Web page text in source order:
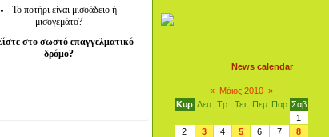
Το ποτήρι είναι μισοάδειο ή
μισογεμάτο?
στο σωστό επαγγελματικό
δρόμο?
News calendar
« Μάιος 2010 »
Κυρ Δευ Τρ Τετ Πεμ Παρ Σαβ
1
2
3 4 5 6 7
8